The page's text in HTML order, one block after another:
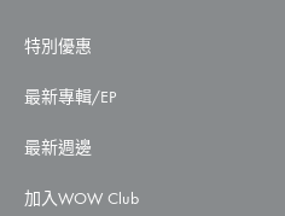
特別優惠
最新專輯/EP
最新週邊
加入WOW Club